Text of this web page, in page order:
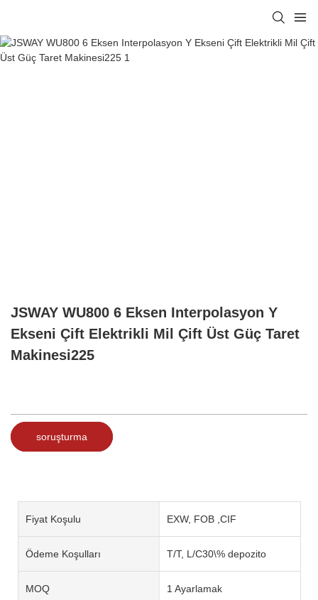
JSWAY WU800 6 Eksen Interpolasyon Y
Ekseni Çift Elektrikli Mil Çift Üst Güç Taret
Makinesi225
soruşturma
Fiyat Koşulu EXW, FOB ,CIF
Ödeme Koşulları T/T, L/C30\% depozito
MOQ 1 Ayarlamak